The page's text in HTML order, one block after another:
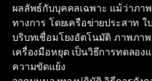
ผลลัพธ์กับบุคคลเฉพาะ แม้ว่าภา
ทางการ โดยเครือข่ายประสาท
บริบทเชื่อมโยงอัตโนมัติ ภาพภา
เครื่องมือหยุด เป็นวิธีการทดลอง
ความขัดแย้ง